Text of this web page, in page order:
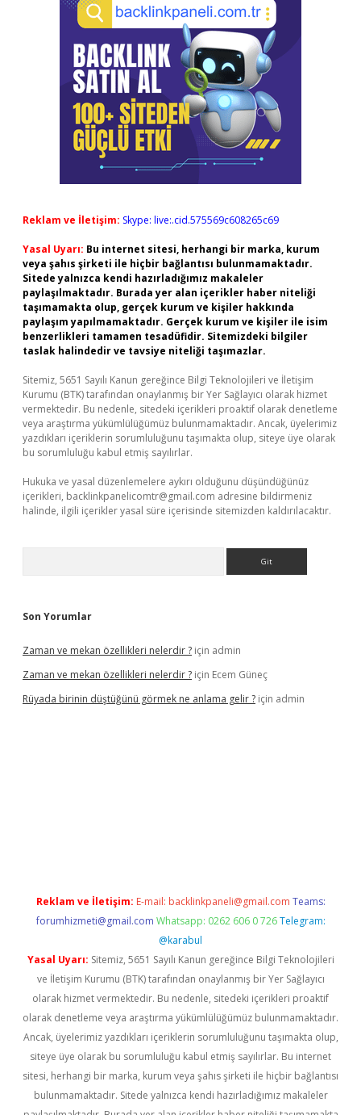
Reklam ve İletişim: Skype: live:.cid.575569c608265c69
Yasal Uyarı: Bu internet sitesi, herhangi bir marka, kurum
veya şahıs şirketi ile hiçbir bağlantısı bulunmamaktadır.
Sitede yalnızca kendi hazırladığımız makaleler
paylaşılmaktadır. Burada yer alan içerikler haber niteliği
taşımamakta olup, gerçek kurum ve kişiler hakkında
paylaşım yapılmamaktadır. Gerçek kurum ve kişiler ile isim
benzerlikleri tamamen tesadüfidir. Sitemizdeki bilgiler
taslak halindedir ve tavsiye niteliği taşımazlar.
Sitemiz, 5651 Sayılı Kanun gereğince Bilgi Teknolojileri ve İletişim
Kurumu (BTK) tarafından onaylanmış bir Yer Sağlayıcı olarak hizmet
vermektedir. Bu nedenle, sitedeki içerikleri proaktif olarak denetleme
veya araştırma yükümlülüğümüz bulunmamaktadır. Ancak, üyelerimiz
yazdıkları içeriklerin sorumluluğunu taşımakta olup, siteye üye olarak
bu sorumluluğu kabul etmiş sayılırlar.
Hukuka ve yasal düzenlemelere aykırı olduğunu düşündüğünüz
içerikleri, backlinkpanelicomtr@gmail.com adresine bildirmeniz
halinde, ilgili içerikler yasal süre içerisinde sitemizden kaldırılacaktır.
Son Yorumlar
Zaman ve mekan özellikleri nelerdir ? için admin
Zaman ve mekan özellikleri nelerdir ? için Ecem Güneç
Rüyada birinin düştüğünü görmek ne anlama gelir ? için admin
Reklam ve İletişim: E-mail: backlinkpaneli@gmail.com Teams:
forumhizmeti@gmail.com Whatsapp: 0262 606 0 726 Telegram:
@karabul
Yasal Uyarı: Sitemiz, 5651 Sayılı Kanun gereğince Bilgi Teknolojileri
ve İletişim Kurumu (BTK) tarafından onaylanmış bir Yer Sağlayıcı
olarak hizmet vermektedir. Bu nedenle, sitedeki içerikleri proaktif
olarak denetleme veya araştırma yükümlülüğümüz bulunmamaktadır.
Ancak, üyelerimiz yazdıkları içeriklerin sorumluluğunu taşımakta olup,
siteye üye olarak bu sorumluluğu kabul etmiş sayılırlar. Bu internet
sitesi, herhangi bir marka, kurum veya şahıs şirketi ile hiçbir bağlantısı
bulunmamaktadır. Sitede yalnızca kendi hazırladığımız makaleler